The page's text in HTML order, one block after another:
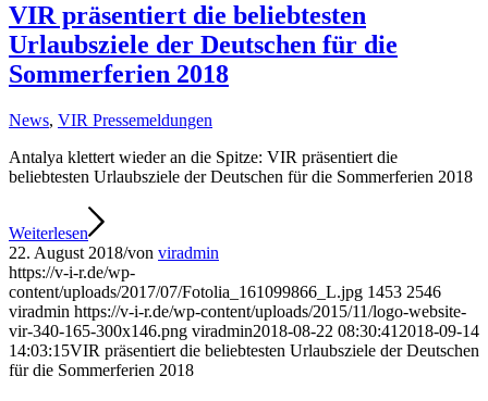
VIR präsentiert die beliebtesten
Urlaubsziele der Deutschen für die
Sommerferien 2018
News, VIR Pressemeldungen
Antalya klettert wieder an die Spitze: VIR präsentiert die
beliebtesten Urlaubsziele der Deutschen für die Sommerferien 2018
Weiterlesen
22. August 2018/von viradmin
https://v-i-r.de/wp-
content/uploads/2017/07/Fotolia_161099866_L.jpg 1453 2546
viradmin https://v-i-r.de/wp-content/uploads/2015/11/logo-website-
vir-340-165-300x146.png viradmin2018-08-22 08:30:41 2018-09-14
14:03:15VIR präsentiert die beliebtesten Urlaubsziele der Deutschen
für die Sommerferien 2018